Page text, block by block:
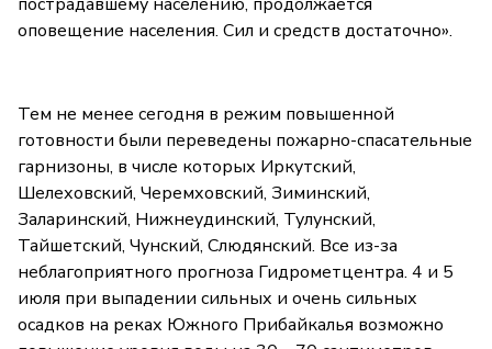
оповещение населения. Сил и средств достаточно».
Тем не менее сегодня в режим повышенной
готовности были переведены пожарно-спасательные
гарнизоны, в числе которых Иркутский,
Шелеховский, Черемховский, Зиминский,
Заларинский, Нижнеудинский, Тулунский,
Тайшетский, Чунский, Слюдянский. Все из-за
неблагоприятного прогноза Гидрометцентра. 4 и 5
июля при выпадении сильных и очень сильных
осадков на реках Южного Прибайкалья возможно